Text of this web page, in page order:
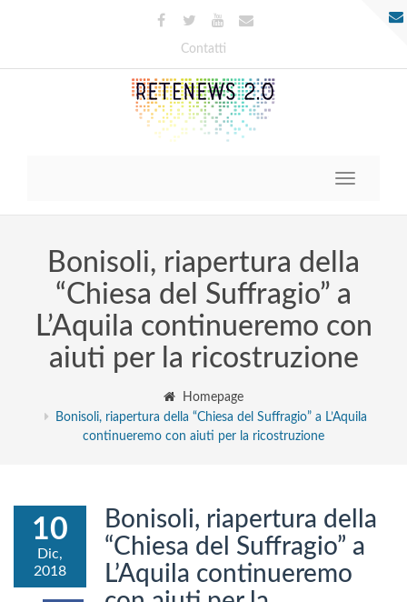
Contatti
Toggle
Bonisoli, riapertura della
“Chiesa del Suffragio” a
L’Aquila continueremo con
aiuti per la ricostruzione
Homepage
Bonisoli, riapertura della “Chiesa del Suffragio” a L’Aquila
continueremo con aiuti per la ricostruzione
10
Dic,
2018
Bonisoli, riapertura della
“Chiesa del Suffragio” a
L’Aquila continueremo